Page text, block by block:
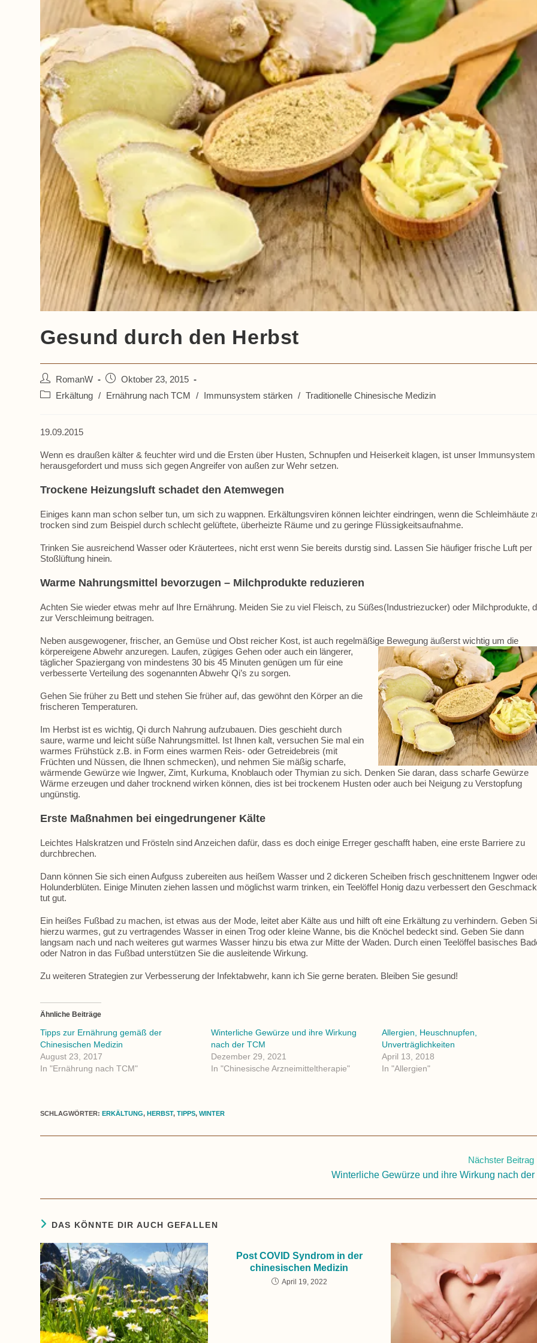
Gesund durch den Herbst
Beitrags-
Autor:
RomanW
Beitrag
veröffentlicht:
Oktober 23, 2015
Beitrags-Erkältung / Ernährung nach TCM / Immunsystem stärken / Traditionelle Chinesische Medizin
19.09.2015
Wenn es draußen kälter & feuchter wird und die Ersten über Husten, Schnupfen und Heiserkeit klagen, ist unser Immunsystem
herausgefordert und muss sich gegen Angreifer von außen zur Wehr setzen.
Trockene Heizungsluft schadet den Atemwegen
Einiges kann man schon selber tun, um sich zu wappnen. Erkältungsviren können leichter eindringen, wenn die Schleimhäute
trocken sind zum Beispiel durch schlecht gelüftete, überheizte Räume und zu geringe Flüssigkeitsaufnahme.
Trinken Sie ausreichend Wasser oder Kräutertees, nicht erst wenn Sie bereits durstig sind. Lassen Sie häufiger frische Luft per
Stoßlüftung hinein.
Warme Nahrungsmittel bevorzugen – Milchprodukte reduzieren
Achten Sie wieder etwas mehr auf Ihre Ernährung. Meiden Sie zu viel Fleisch, zu Süßes(Industriezucker) oder Milchprodukte,
zur Verschleimung beitragen.
Neben ausgewogener, frischer, an Gemüse und Obst reicher Kost, ist auch regelmäßige Bewegung äußerst wichtig um die
körpereigene Abwehr anzuregen. Laufen, zügiges Gehen oder auch ein längerer,
täglicher Spaziergang von mindestens 30 bis 45 Minuten genügen um für eine
verbesserte Verteilung des sogenannten Abwehr Qi’s zu sorgen.
Gehen Sie früher zu Bett und stehen Sie früher auf, das gewöhnt den Körper an die
frischeren Temperaturen.
Im Herbst ist es wichtig, Qi durch Nahrung aufzubauen. Dies geschieht durch
saure, warme und leicht süße Nahrungsmittel. Ist Ihnen kalt, versuchen Sie mal ein
warmes Frühstück z.B. in Form eines warmen Reis- oder Getreidebreis (mit
Früchten und Nüssen, die Ihnen schmecken), und nehmen Sie mäßig scharfe,
wärmende Gewürze wie Ingwer, Zimt, Kurkuma, Knoblauch oder Thymian zu sich. Denken Sie daran, dass scharfe Gewürze
Wärme erzeugen und daher trocknend wirken können, dies ist bei trockenem Husten oder auch bei Neigung zu Verstopfung
ungünstig.
Erste Maßnahmen bei eingedrungener Kälte
Leichtes Halskratzen und Frösteln sind Anzeichen dafür, dass es doch einige Erreger geschafft haben, eine erste Barriere zu
durchbrechen.
Dann können Sie sich einen Aufguss zubereiten aus heißem Wasser und 2 dickeren Scheiben frisch geschnittenem Ingwer
Holunderblüten. Einige Minuten ziehen lassen und möglichst warm trinken, ein Teelöffel Honig dazu verbessert den
tut gut.
Ein heißes Fußbad zu machen, ist etwas aus der Mode, leitet aber Kälte aus und hilft oft eine Erkältung zu verhindern. Geben
hierzu warmes, gut zu vertragendes Wasser in einen Trog oder kleine Wanne, bis die Knöchel bedeckt sind. Geben Sie dann
langsam nach und nach weiteres gut warmes Wasser hinzu bis etwa zur Mitte der Waden. Durch einen Teelöffel basisches
oder Natron in das Fußbad unterstützen Sie die ausleitende Wirkung.
Zu weiteren Strategien zur Verbesserung der Infektabwehr, kann ich Sie gerne beraten. Bleiben Sie gesund!
Ähnliche Beiträge
Tipps zur Ernährung gemäß der
Chinesischen Medizin
August 23, 2017
In "Ernährung nach TCM"
Winterliche Gewürze und ihre Wirkung
nach der TCM
Dezember 29, 2021
In "Chinesische Arzneimitteltherapie"
Allergien, Heuschnupfen,
Unverträglichkeiten
April 13, 2018
In "Allergien"
SCHLAGWÖRTER:ERKÄLTUNG, HERBST, TIPPS, WINTER
Nächster Beitrag
Winterliche Gewürze und ihre Wirkung nach der
DAS KÖNNTE DIR AUCH GEFALLEN
Post COVID Syndrom in der
chinesischen Medizin
April 19, 2022